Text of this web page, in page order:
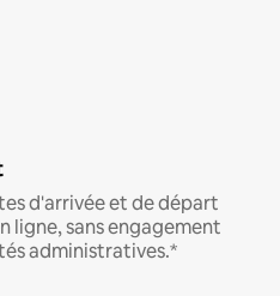
d'arrivée et de départ
ligne, sans engagement
administratives.*